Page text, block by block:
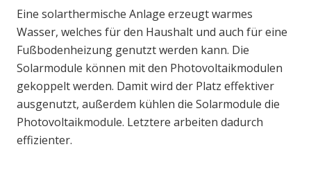
Eine solarthermische Anlage erzeugt warmes
Wasser, welches für den Haushalt und auch für eine
Fußbodenheizung genutzt werden kann. Die
Solarmodule können mit den Photovoltaikmodulen
gekoppelt werden. Damit wird der Platz effektiver
ausgenutzt, außerdem kühlen die Solarmodule die
Photovoltaikmodule. Letztere arbeiten dadurch
effizienter.